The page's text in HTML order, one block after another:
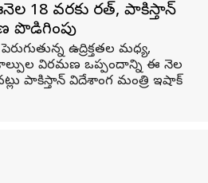
18 వరకు భారత్, పాకిస్తాన్
పొడిగింపు
ఉద్రిక్తతల మధ్య,
విరమణ ఒప్పందాన్ని ఈ నెల
పాకిస్తాన్‌ విదేశాంగ మంత్రి ఇషాక్‌